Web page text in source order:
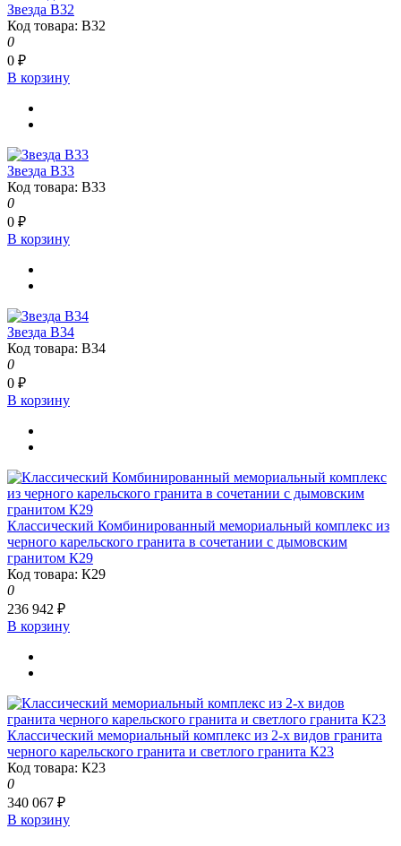
Звезда В32
Код товара: В32
0
0 ₽
В корзину
Звезда В33
Код товара: В33
0
0 ₽
В корзину
Звезда В34
Код товара: В34
0
0 ₽
В корзину
Классический Комбинированный мемориальный комплекс из
черного карельского гранита в сочетании с дымовским
гранитом К29
Код товара: К29
0
236 942 ₽
В корзину
Классический мемориальный комплекс из 2-х видов гранита
черного карельского гранита и светлого гранита К23
Код товара: К23
0
340 067 ₽
В корзину